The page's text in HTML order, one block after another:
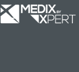
Miete